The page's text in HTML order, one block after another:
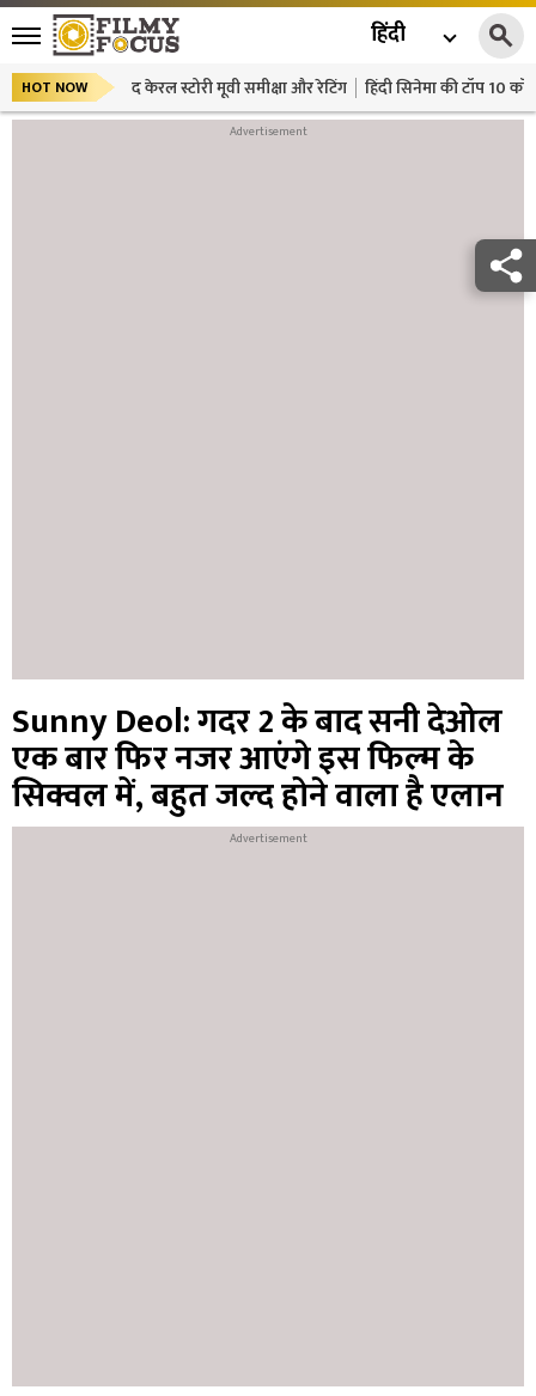
हिंदी
HOT NOW द केरल स्टोरी मूवी समीक्षा और रेटिंग हिंदी सिनेमा की टॉप 10
Sunny Deol: गदर 2 के बाद सनी देओल
एक बार फिर नजर आएंगे इस फिल्म के
सिक्वल में, बहुत जल्द होने वाला है एलान